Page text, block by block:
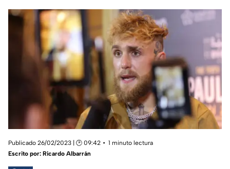
Publicado 26/02/2023 | 🕑 09:42
1 minuto lectura
Escrito por: Ricardo Albarrán